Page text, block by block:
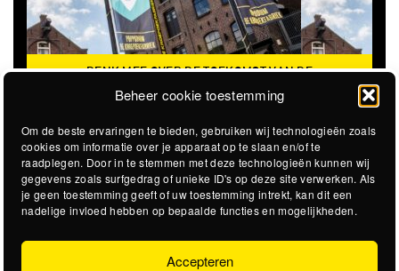
Beheer cookie toestemming
Om de beste ervaringen te bieden, gebruiken wij technologieën zoals
cookies om informatie over je apparaat op te slaan en/of te
raadplegen. Door in te stemmen met deze technologieën kunnen wij
gegevens zoals surfgedrag of unieke ID's op deze site verwerken. Als
je geen toestemming geeft of uw toestemming intrekt, kan dit een
nadelige invloed hebben op bepaalde functies en mogelijkheden.
Accepteren
DENK MEE OVER DE TOEKOMST VAN DE
KROEPOEKFABRIEK